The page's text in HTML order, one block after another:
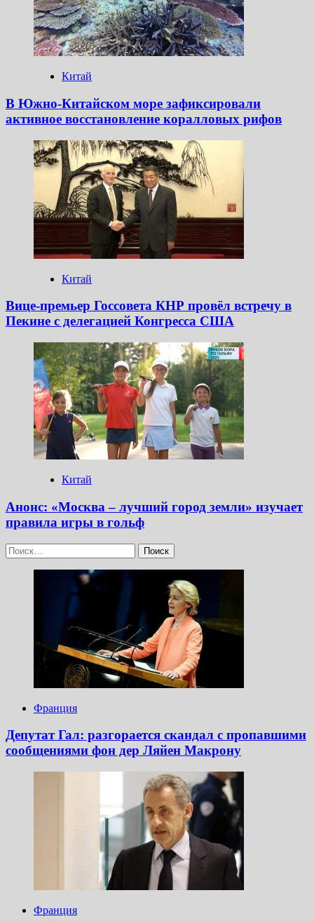
Китай
В Южно-Китайском море зафиксировали
активное восстановление коралловых рифов
Китай
Вице-премьер Госсовета КНР провёл встречу в
Пекине с делегацией Конгресса США
Китай
Анонс: «Москва – лучший город земли» изучает
правила игры в гольф
Найти:
Франция
Депутат Гал: разгорается скандал с пропавшими
сообщениями фон дер Ляйен Макрону
Франция